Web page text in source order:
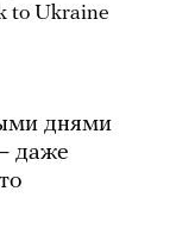
to Ukraine
днями
даже